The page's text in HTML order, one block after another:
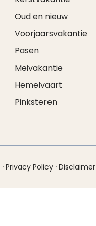
Oud en nieuw
Voorjaarsvakantie
Pasen
Meivakantie
Hemelvaart
Pinksteren
· Privacy Policy · Disclaimer